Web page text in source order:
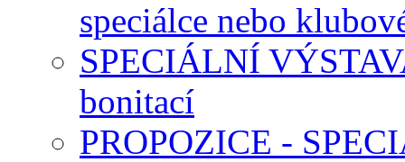
speciálce nebo
SPECIÁLNÍ
bonitací
PROPOZICE -